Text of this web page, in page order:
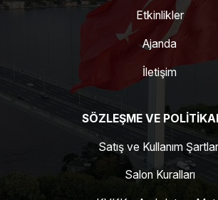
Etkinlikler
Ajanda
İletişim
SÖZLEŞME VE
Satış ve Kullanım
Salon Kuralları